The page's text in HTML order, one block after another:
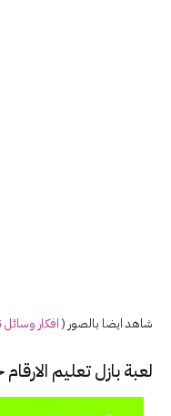
شاهد ايضا بالصور (افكار وسائل
لعبة بازل تعليم